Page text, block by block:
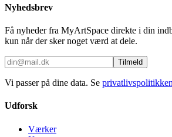
Nyhedsbrev
Få nyheder fra MyArtSpace direkte i din
kun når der sker noget værd at dele.
Tilmeld
Vi passer på dine data. Se privatlivspolitikken
Udforsk
Værker